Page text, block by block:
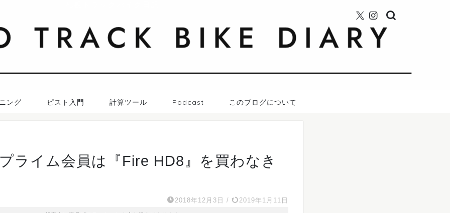
ング ピスト入門 計算ツール Podcast このブログについて
ライム会員は『Fire HD8』を買わなき
2018年12月3日 / 2019年1月11日